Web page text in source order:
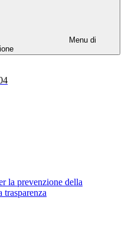
Menu di
la prevenzione della
trasparenza